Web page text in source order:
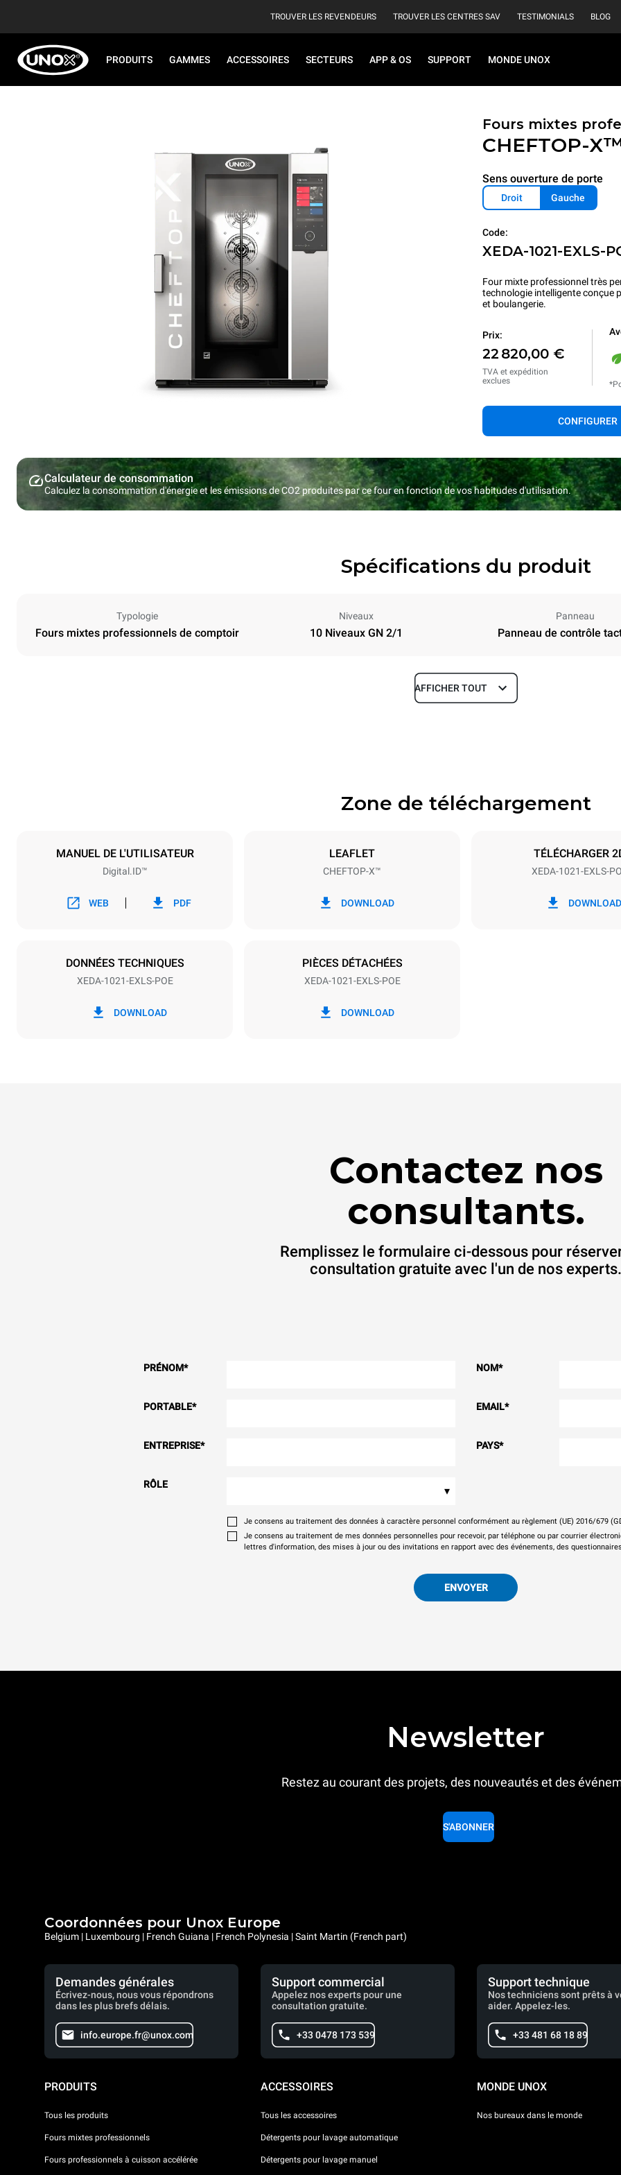
TROUVER LES REVENDEURS TROUVER LES CENTRES SAV TESTIMONIALS BLOG
PRODUITS GAMMES ACCESSOIRES SECTEURS APP & OS SUPPORT MONDE UNOX
Fours mixtes
CHEFTOP-
Sens ouverture de porte
Droit Gauche
Code:
XEDA-1021-EXLS-
Four mixte professionnel très
technologie intelligente conçue
et boulangerie.
Prix:
22 820,00 €
TVA et expédition
exclues
CONFIGURER
Calculateur de consommation
Calculez la consommation d'énergie et les émissions de CO2 produites par ce four en fonction de vos habitudes d'utilisation.
Spécifications du produit
Typologie
Fours mixtes professionnels de comptoir
Niveaux
10 Niveaux GN 2/1
Panneau
Panneau de contrôle
Profondeur
Taille de la plaque
380-415V 3N~ / 220-240V 3~
141,2 kWh/jour
AFFICHER TOUT
Zone de téléchargement
MANUEL DE L'UTILISATEUR
Digital.ID™
WEB PDF
LEAFLET
CHEFTOP-X™
DOWNLOAD
TÉLÉCHARGER
XEDA-1021-EXLS-
DOWNLOAD
DONNÉES TECHNIQUES
XEDA-1021-EXLS-POE
DOWNLOAD
PIÈCES DÉTACHÉES
XEDA-1021-EXLS-POE
DOWNLOAD
Contactez nos
consultants.
Remplissez le formulaire ci-dessous pour
consultation gratuite avec l'un de nos experts.
PRÉNOM* NOM*
PORTABLE* EMAIL*
ENTREPRISE* PAYS*
RÔLE ▾
Je consens au traitement des données à caractère personnel conformément au règlement (UE) 2016/679
Je consens au traitement de mes données personnelles pour recevoir, par téléphone ou par courrier
lettres d'information, des mises à jour ou des invitations en rapport avec des événements, des
ENVOYER
Newsletter
Restez au courant des projets, des nouveautés et des
S'ABONNER
Coordonnées pour Unox Europe
Belgium | Luxembourg | French Guiana | French Polynesia | Saint Martin (French part)
Demandes générales
Écrivez-nous, nous vous répondrons
dans les plus brefs délais.
info.europe.fr@unox.com
Support commercial
Appelez nos experts pour une
consultation gratuite.
+33 0478 173 539
Support technique
Nos techniciens sont prêts à
aider. Appelez-les.
+33 481 68 18 89
PRODUITS
Tous les produits
Fours mixtes professionnels
Fours professionnels à cuisson accélérée
ACCESSOIRES
Tous les accessoires
Détergents pour lavage automatique
Détergents pour lavage manuel
MONDE UNOX
Nos bureaux dans le monde